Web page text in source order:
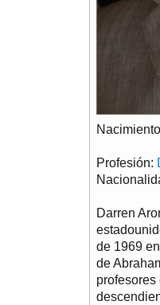
Profesión:
Darren
de 1969
de
profesores